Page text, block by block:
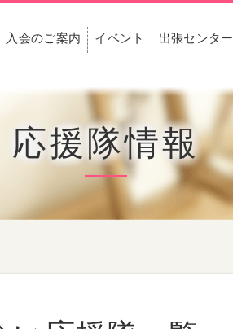
入会のご案内 イベント 出張センター
応援隊情報